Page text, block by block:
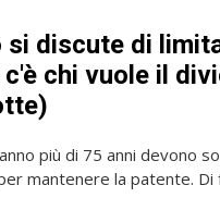
si discute di
chi vuole il
più di 75 anni devono
mantenere la patente.